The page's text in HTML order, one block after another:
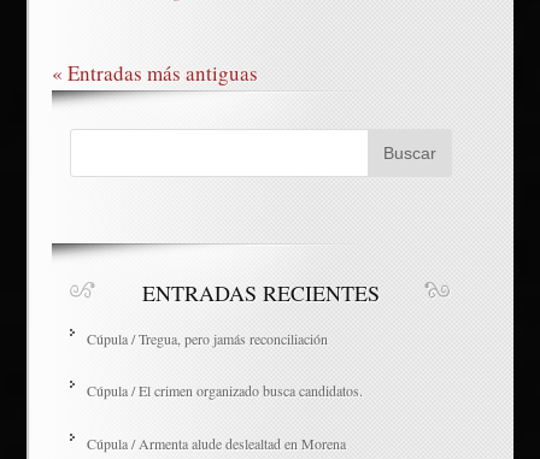
« Entradas más antiguas
ENTRADAS RECIENTES
Cúpula / Tregua, pero jamás reconciliación
Cúpula / El crimen organizado busca candidatos.
Cúpula / Armenta alude deslealtad en Morena